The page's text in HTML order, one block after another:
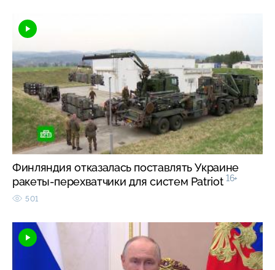
Финляндия отказалась поставлять Украине
ракеты-перехватчики для систем Patriot 16+
501